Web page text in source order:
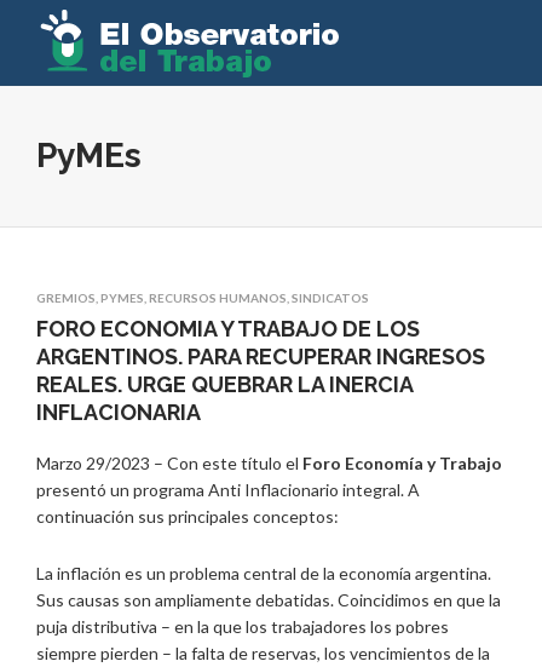
PyMEs
GREMIOS PYMES RECURSOS HUMANOS SINDICATOS
FORO ECONOMIA Y TRABAJO DE LOS
ARGENTINOS. PARA RECUPERAR INGRESOS
REALES. URGE QUEBRAR LA INERCIA
INFLACIONARIA
Marzo 29/2023 – Con este título el Foro Economía y Trabajo
presentó un programa Anti Inflacionario integral. A
continuación sus principales conceptos:
La inflación es un problema central de la economía argentina.
Sus causas son ampliamente debatidas. Coincidimos en que la
puja distributiva – en la que los trabajadores los pobres
siempre pierden – la falta de reservas, los vencimientos de la